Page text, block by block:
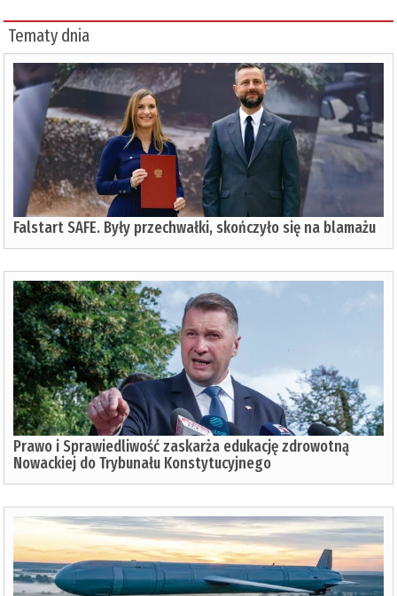
Tematy dnia
Falstart SAFE. Były przechwałki, skończyło się na blamażu
Prawo i Sprawiedliwość zaskarża edukację zdrowotną
Nowackiej do Trybunału Konstytucyjnego